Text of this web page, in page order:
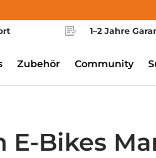
1–2 Jahre
Zubehör Community
E-Bikes